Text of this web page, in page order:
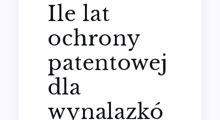
Ile lat
ochrony
patentowej
dla
wynalazkó